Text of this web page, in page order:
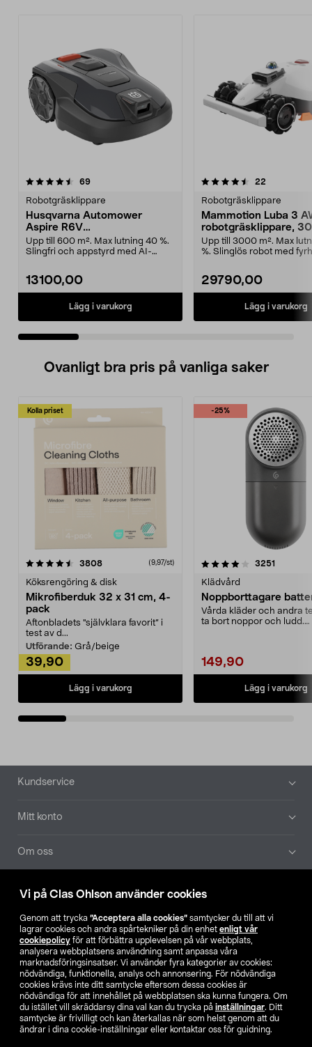
Vi på Clas Ohlson använder cookies
Genom att trycka ”Acceptera alla cookies” samtycker du till att vi
lagrar cookies och andra spårtekniker på din enhet enligt vår
cookiepolicy för att förbättra upplevelsen på vår webbplats,
analysera webbplatsens användning samt anpassa våra
marknadsföringsinsatser. Vi använder fyra kategorier av cookies:
nödvändiga, funktionella, analys och annonsering. För nödvändiga
cookies krävs inte ditt samtycke eftersom dessa cookies är
nödvändiga för att innehållet på webbplatsen ska kunna fungera. Om
du istället vill skräddarsy dina val kan du trycka på inställningar. Ditt
samtycke är frivilligt och kan återkallas när som helst genom att du
ändrar i dina cookie-inställningar eller kontaktar oss för guidning.
69recensioner
Robotgräsklippare
Husqvarna Automower
Aspire R6V
robotgräsklippare, 600 m2
Upp till 600 m². Max lutning 40 %.
Slingfri och appstyrd med AI-
13100,00
Lägg i varukorg
4.5 av 5 stjärnor 22
Robotgräsklippare
Mammotion Luba 3
robotgräsklippare,
Upp till 3000 m². Max
%. Slinglös robot med
29790,00
Lägg i varukorg
4.5 av 5 stjärnor
Ovanligt bra pris på vanliga saker
Kolla priset
3808recensioner (9,97/st)
Köksrengöring & disk
Mikrofiberduk 32 x 31 cm, 4-
pack
Aftonbladets "självklara favorit” i
test av d...
Utförande: Grå/beige
39,90
Lägg i varukorg
-25%
4.0av 5 stjärnor 3251
Klädvård
Noppborttagare
Vårda kläder och andra
ta bort noppor och ludd.
149,90
Lägg i varukorg
4.5av 5 stjärnor
Sidfot
Kundservice
Mitt konto
Om oss
Aktuellt
Våra bolag
Hitta butik
SE NO FI